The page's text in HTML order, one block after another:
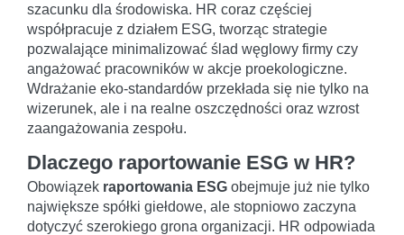
szacunku dla środowiska. HR coraz częściej
współpracuje z działem ESG, tworząc strategie
pozwalające minimalizować ślad węglowy firmy czy
angażować pracowników w akcje proekologiczne.
Wdrażanie eko-standardów przekłada się nie tylko na
wizerunek, ale i na realne oszczędności oraz wzrost
zaangażowania zespołu.
Dlaczego raportowanie ESG w HR?
Obowiązek raportowania ESG obejmuje już nie tylko
największe spółki giełdowe, ale stopniowo zaczyna
dotyczyć szerokiego grona organizacji. HR odpowiada